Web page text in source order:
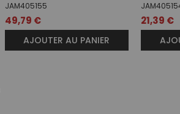
JAM405155
49,79 €
AJOUTER AU PANIER
21,39 €